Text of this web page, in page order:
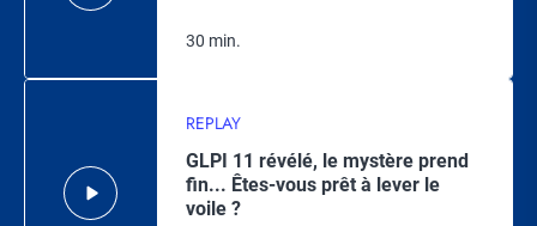
30 min.
REPLAY
GLPI 11 révélé, le mystère prend
fin... Êtes-vous prêt à lever le
voile ?